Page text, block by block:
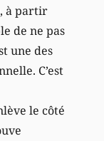
à partir
de ne pas
une des
C’est
le côté